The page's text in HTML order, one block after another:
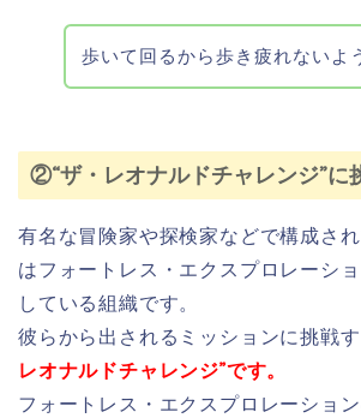
歩いて回るから歩き疲れないよ
②“ザ・レオナルドチャレンジ”に
有名な冒険家や探検家などで構成され
はフォートレス・エクスプロレーシ
している組織です。
彼らから出されるミッションに挑戦
レオナルドチャレンジ”です。
フォートレス・エクスプロレーショ